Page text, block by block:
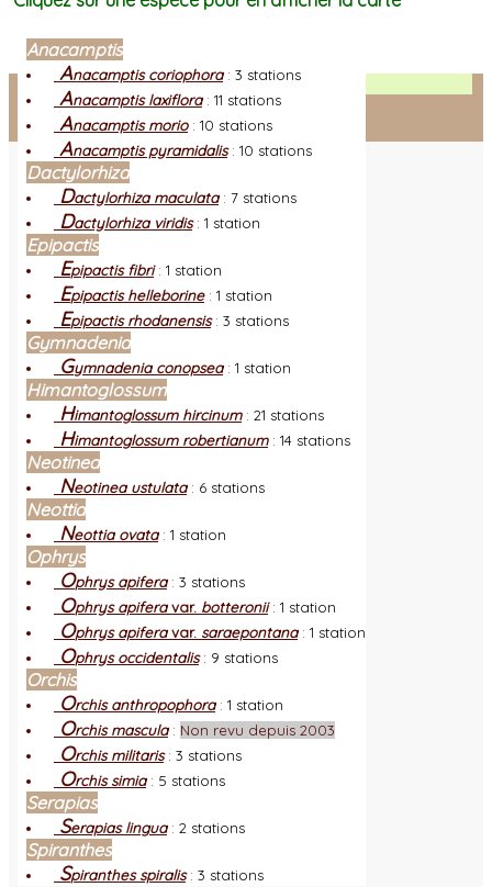
Facebook
Connexion adhérent
Anacamptis
Anacamptis coriophora: 3 stations
Anacamptis laxiflora: 11 stations
Anacamptis morio: 10 stations
Anacamptis pyramidalis: 10 stations
Dactylorhiza
Dactylorhiza maculata: 7 stations
Dactylorhiza viridis: 1 station
Epipactis
Epipactis fibri: 1 station
Epipactis helleborine: 1 station
Epipactis rhodanensis: 3 stations
Gymnadenia
Gymnadenia conopsea: 1 station
Himantoglossum
Himantoglossum hircinum: 21 stations
Himantoglossum robertianum: 14 stations
Neotinea
Neotinea ustulata: 6 stations
Neottia
Neottia ovata: 1 station
Ophrys
Ophrys apifera: 3 stations
Ophrys apiferavar. botteronii: 1 station
Ophrys apiferavar. saraepontana: 1 station
Ophrys occidentalis: 9 stations
Orchis
Orchis anthropophora: 1 station
Orchis mascula: Non revu depuis 2003
Orchis militaris: 3 stations
Orchis simia: 5 stations
Serapias
Serapias lingua: 2 stations
Spiranthes
Spiranthes spiralis: 3 stations